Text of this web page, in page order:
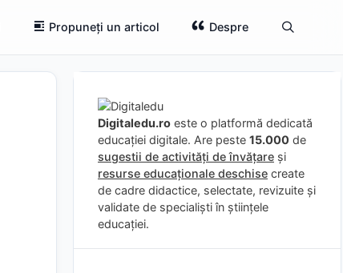
Propuneți un articol Despre
Digitaledu.ro este o platformă dedicată
educației digitale. Are peste 15.000 de
sugestii de activități de învățare și
resurse educaționale deschise create
de cadre didactice, selectate, revizuite și
validate de specialiști în științele
educației.